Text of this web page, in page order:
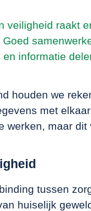
veiligheid raakt
informatie
houden we
met
werken, maar dit
tussen
huiselijk